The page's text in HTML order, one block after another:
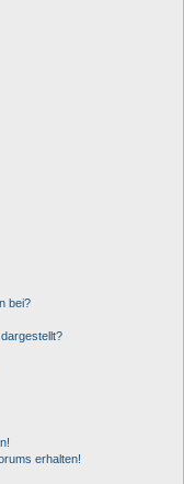
bei?
erhalten!